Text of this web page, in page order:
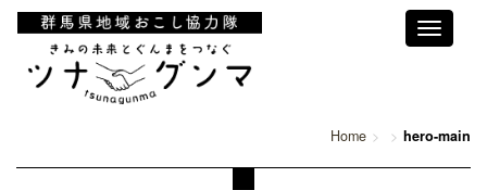
Toggle
Home hero-main